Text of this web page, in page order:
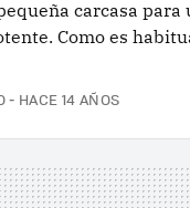
carcasa para
Como es
HACE 14 AÑOS